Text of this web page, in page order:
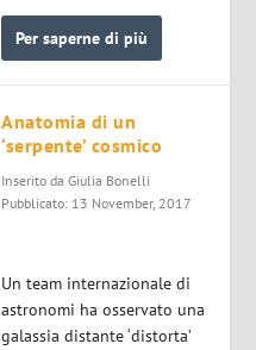
Per saperne di più
Anatomia di un
‘serpente’ cosmico
Inserito da Giulia Bonelli
Pubblicato: 13 November, 2017
Un team internazionale di
astronomi ha osservato una
galassia distante ‘distorta’